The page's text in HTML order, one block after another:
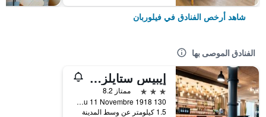
شاهد أرخص الفنادق في فيلوربان
الفنادق الموصى بها
إيبيس ستايلز ليون فيليوربان بارك دو لا تيت دور
3 نجوم
ممتاز 8.2
130 Boulevard du 11 Novembre 1918, فيلوربان, Lyon Metropolis, فرنسا
1.5 كيلومتر عن وسط المدينة